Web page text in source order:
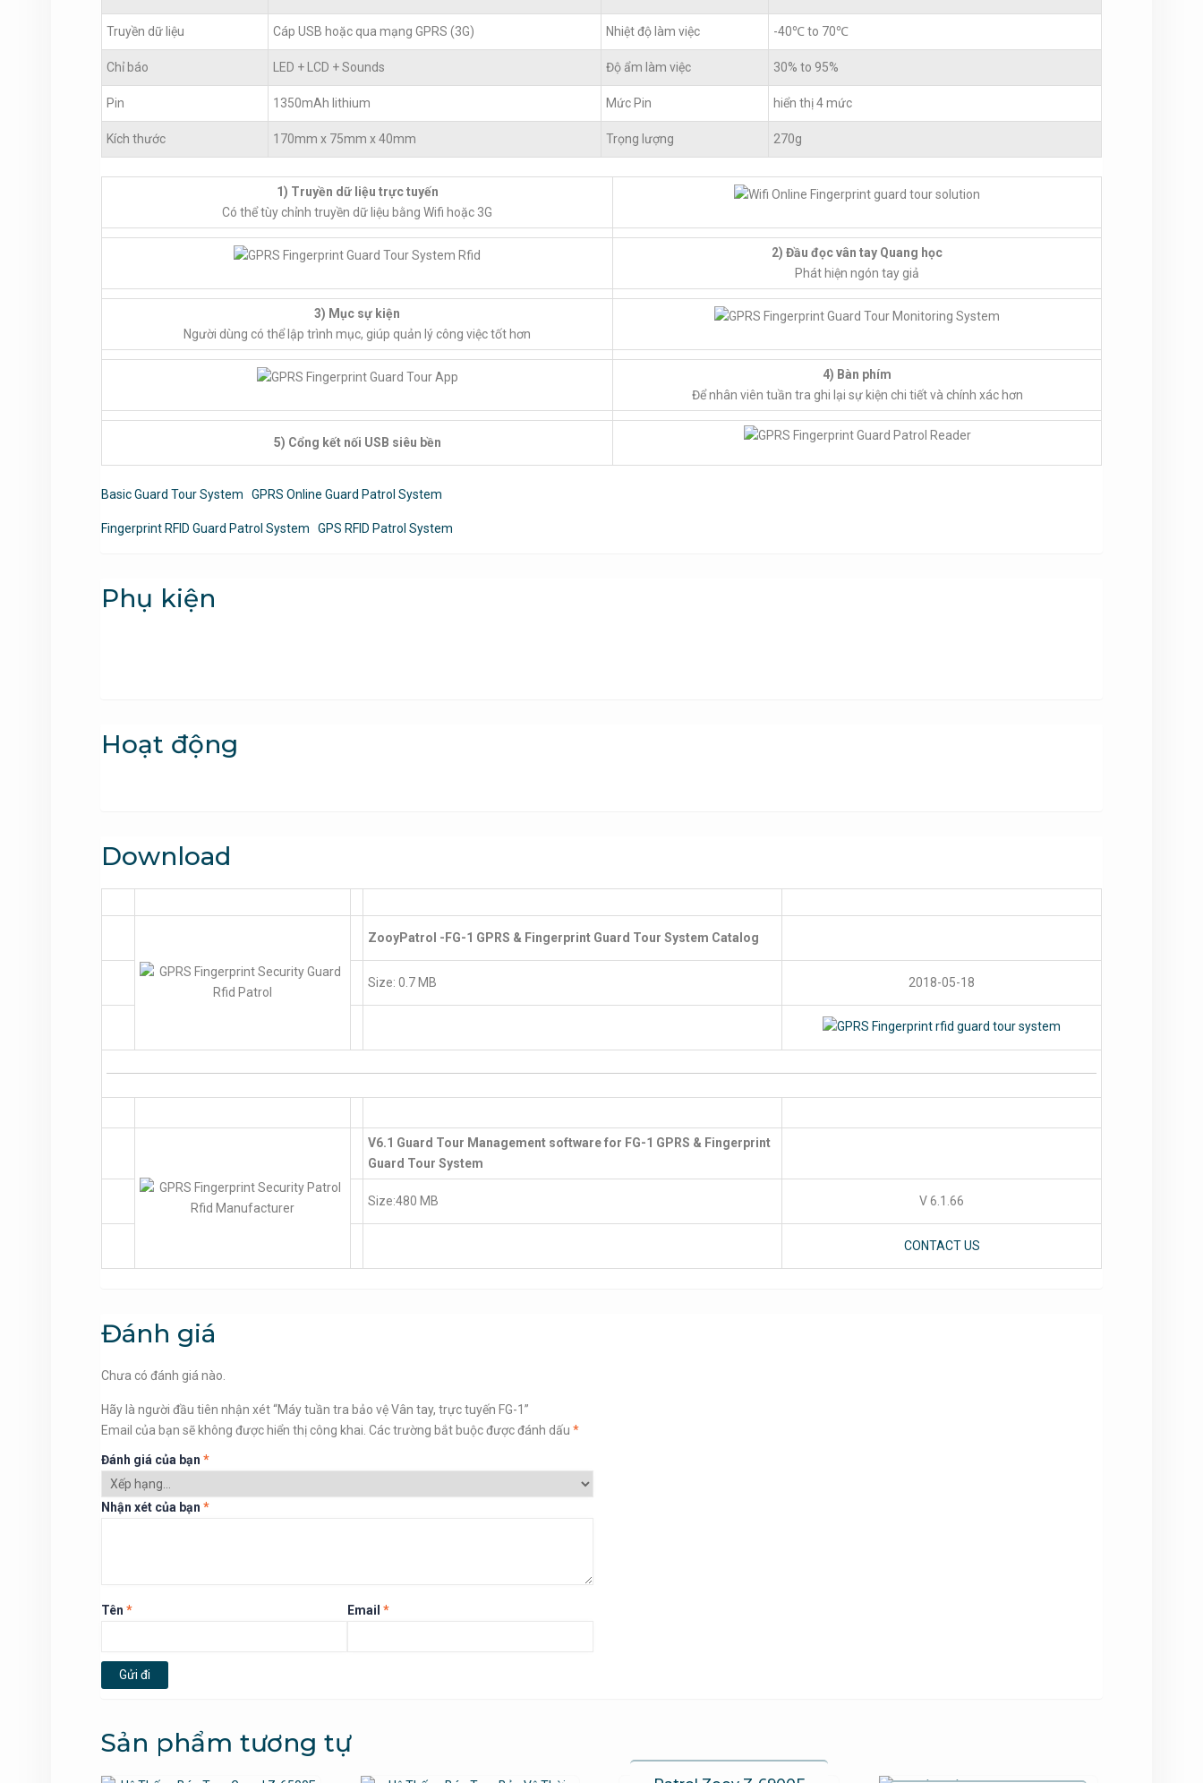
Truyền dữ liệu Cáp USB hoặc qua mạng GPRS (3G) Nhiệt độ làm việc -40℃ to 70℃
Chỉ báo LED + LCD + Sounds Độ ẩm làm việc 30% to 95%
Pin 1350mAh lithium Mức Pin hiển thị 4 mức
Kích thước 170mm x 75mm x 40mm Trọng lượng 270g
1) Truyền dữ liệu trực tuyến
Có thể tùy chỉnh truyền dữ liệu bằng Wifi hoặc 3G
2) Đầu đọc vân tay Quang học
Phát hiện ngón tay giả
3) Mục sự kiện
Người dùng có thể lập trình mục, giúp quản lý công việc tốt hơn
4) Bàn phím
Để nhân viên tuần tra ghi lại sự kiện chi tiết và chính xác hơn
5) Cổng kết nối USB siêu bền
Basic Guard Tour System GPRS Online Guard Patrol System
Fingerprint RFID Guard Patrol System GPS RFID Patrol System
Phụ kiện
Hoạt động
Download
ZooyPatrol -FG-1 GPRS & Fingerprint Guard Tour System Catalog
Size: 0.7 MB 2018-05-18
V6.1 Guard Tour Management software for FG-1 GPRS & Fingerprint
Guard Tour System
Size:480 MB V 6.1.66
CONTACT US
Đánh giá
Chưa có đánh giá nào.
Hãy là người đầu tiên nhận xét “Máy tuần tra bảo vệ Vân tay, trực tuyến FG-1”
Email của bạn sẽ không được hiển thị công khai. Các trường bắt buộc được đánh dấu *
Đánh giá của bạn *
Nhận xét của bạn *
Tên * Email *
Sản phẩm tương tự